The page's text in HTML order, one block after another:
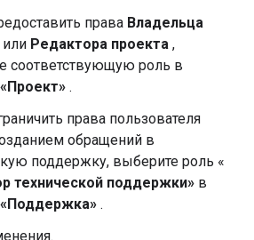
права Владельца
или Редактора проекта ,
соответствующую роль в
«Проект» .
права пользователя
обращений в
поддержку, выберите роль «
технической поддержки» в
«Поддержка» .